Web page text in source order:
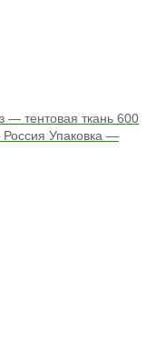
тентовая ткань 600
Упаковка —